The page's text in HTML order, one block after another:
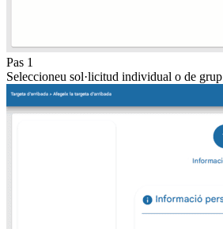
Pas 1
Seleccioneu sol·licitud individual o de grup